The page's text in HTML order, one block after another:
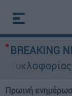
BREAKING
Πρωινή